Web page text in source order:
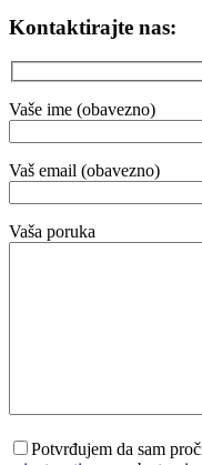
Kontaktirajte nas:
Vaše ime (obavezno)
Vaš email (obavezno)
Vaša poruka
Potvrđujem da sam